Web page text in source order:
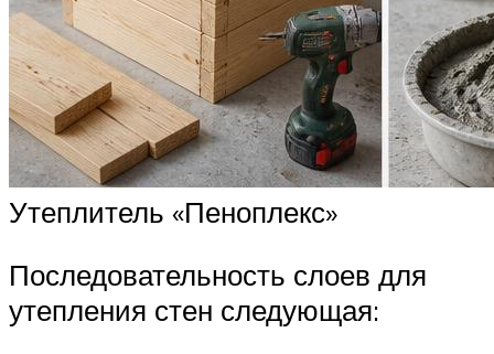
Утеплитель «Пеноплекс»
Последовательность слоев для
утепления стен следующая: